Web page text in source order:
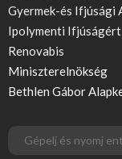
Gyermek-és Ifjúsági
Ipolymenti
Renovabis
Miniszterelnökség
Bethlen Gábor